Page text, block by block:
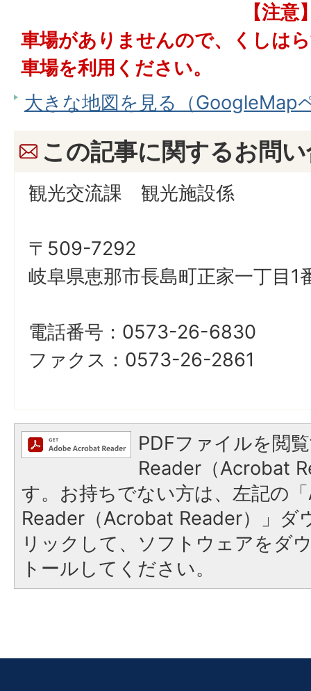
【注
車場がありませんので、くしは
車場を利用ください。
大きな地図を見る（GoogleMap
この記事に関するお問
観光交流課 観光施設係
〒509-7292
岐阜県恵那市長島町正家一丁目
電話番号：0573-26-6830
ファクス：0573-26-2861
PDFファイルを閲
Reader（Acrobat
す。お持ちでない方は、左記の
Reader（Acrobat Reader）」ダ
リックして、ソフトウェアをダ
トールしてください。